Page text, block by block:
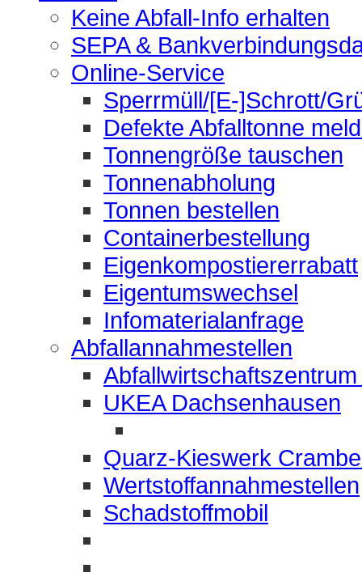
Keine Abfall-Info erhalten
SEPA &
Online-Service
Sperrmüll/[E-]Schrott/
Defekte Abfalltonne
Tonnengröße tauschen
Tonnenabholung
Tonnen bestellen
Containerbestellung
Eigenkompostiererrabatt
Eigentumswechsel
Infomaterialanfrage
Abfallannahmestellen
UKEA Dachsenhausen
Quarz-Kieswerk
Wertstoffannahmestellen
Schadstoffmobil